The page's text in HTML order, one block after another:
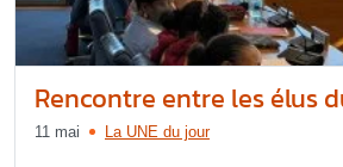
Rencontre entre les élus
11 mai La UNE du jour